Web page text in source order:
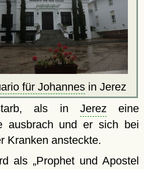
für Johannesin Jerez
als in Jerez eine
ausbrach und er sich bei
Kranken ansteckte.
als
Prophet und Apostel